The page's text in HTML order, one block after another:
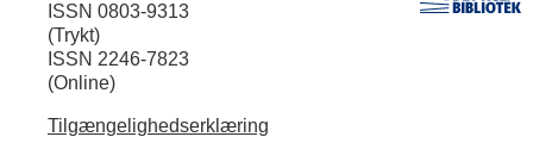
ISSN 0803-9313
(Trykt)
ISSN 2246-7823
(Online)
Tilgængelighedserklæring